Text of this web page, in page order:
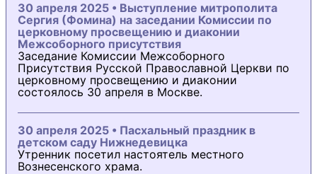
30 апреля 2025 • Выступление митрополита
Сергия (Фомина) на заседании Комиссии по
церковному просвещению и диаконии
Межсоборного присутствия
Заседание Комиссии Межсоборного
Присутствия Русской Православной Церкви по
церковному просвещению и диаконии
состоялось 30 апреля в Москве.
30 апреля 2025 • Пасхальный праздник в
детском саду Нижнедевицка
Утренник посетил настоятель местного
Вознесенского храма.